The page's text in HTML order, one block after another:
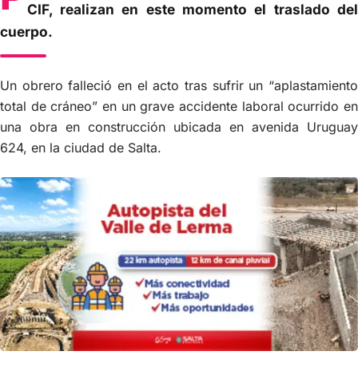
CIF, realizan en este momento el traslado del
cuerpo.
Un obrero falleció en el acto tras sufrir un “aplastamiento
total de cráneo” en un grave accidente laboral ocurrido en
una obra en construcción ubicada en avenida Uruguay
624, en la ciudad de Salta.